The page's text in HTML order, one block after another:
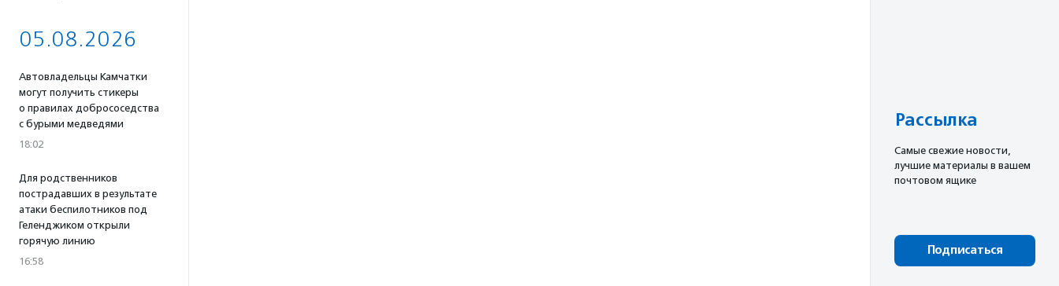
05.08.2026
Автовладельцы Камчатки
могут получить стикеры
о правилах добрососедства
с бурыми медведями
18:02
Для родственников
пострадавших в результате
атаки беспилотников под
Геленджиком открыли
горячую линию
16:58
Рассылка
Cамые свежие новости,
лучшие материалы в вашем
почтовом ящике
Подписаться